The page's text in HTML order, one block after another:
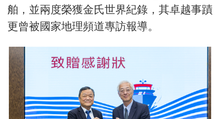
舶，並兩度榮獲金氏世界紀錄，其卓越事蹟
更曾被國家地理頻道專訪報導。